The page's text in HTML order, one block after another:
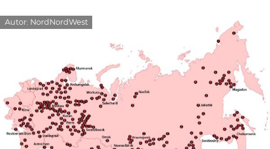
Autor: NordNordWest